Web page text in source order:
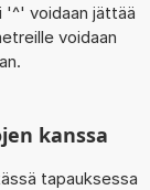
'^' voidaan jättää
voidaan
kanssa
tapauksessa